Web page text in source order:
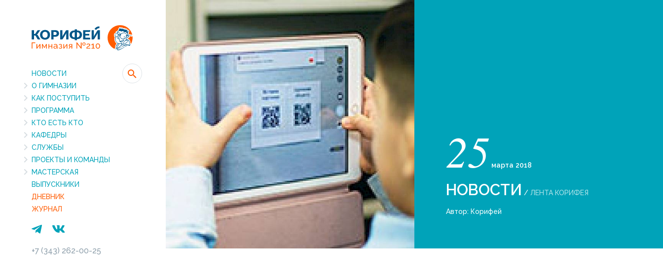
НОВОСТИ
О ГИМНАЗИИ
КАК ПОСТУПИТЬ
ПРОГРАММА
КТО ЕСТЬ КТО
КАФЕДРЫ
СЛУЖБЫ
ПРОЕКТЫ И КОМАНДЫ
МАСТЕРСКАЯ
ВЫПУСКНИКИ
ДНЕВНИК
ЖУРНАЛ
+7 (343) 262-00-25
25 марта 2018
НОВОСТИ / ЛЕНТА КОРИФЕЯ
Автор: Корифей